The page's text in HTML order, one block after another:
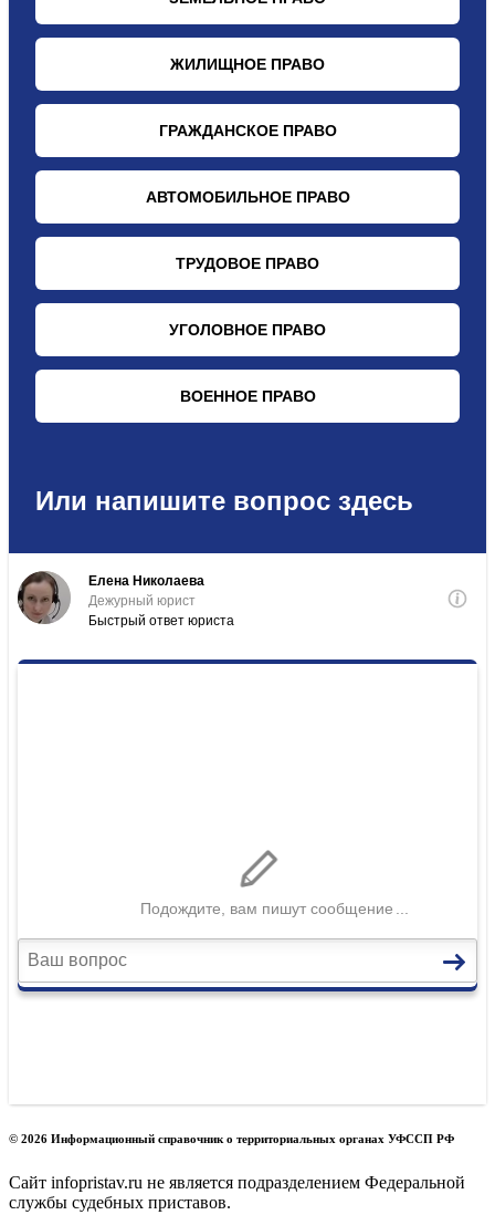
© 2026 Информационный справочник о территориальных органах УФССП РФ
Сайт infopristav.ru не является подразделением Федеральной
службы судебных приставов.